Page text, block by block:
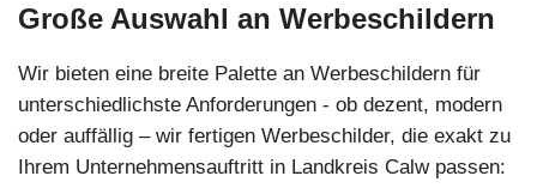
Große Auswahl an Werbeschildern
Wir bieten eine breite Palette an Werbeschildern für
unterschiedlichste Anforderungen - ob dezent, modern
oder auffällig – wir fertigen Werbeschilder, die exakt zu
Ihrem Unternehmensauftritt in Landkreis Calw passen: